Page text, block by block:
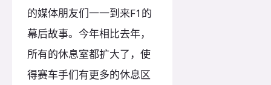
的媒体朋友们一一到来F1的
幕后故事。今年相比去年，
所有的休息室都扩大了，使
得赛车手们有更多的休息区